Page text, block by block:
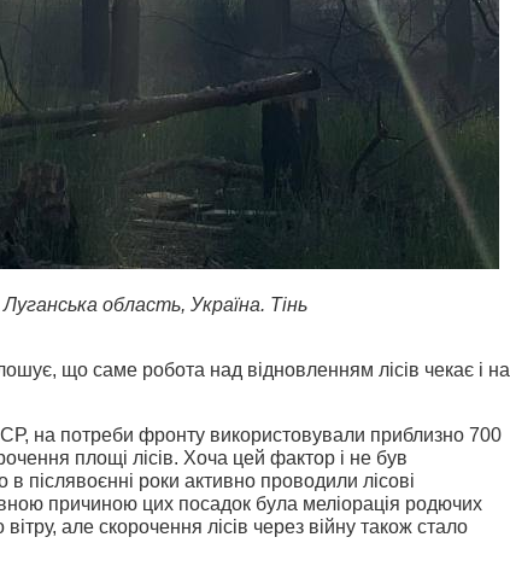
область, Україна. Тінь
що саме робота над відновленням лісів чекає і на
на потреби фронту використовували приблизно 700
площі лісів. Хоча цей фактор і не був
післявоєнні роки активно проводили лісові
причиною цих посадок була меліорація родючих
але скорочення лісів через війну також стало